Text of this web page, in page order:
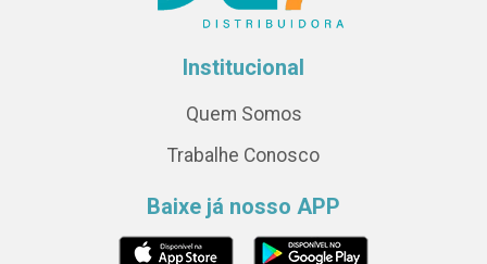
Institucional
Quem Somos
Trabalhe Conosco
Baixe já nosso APP